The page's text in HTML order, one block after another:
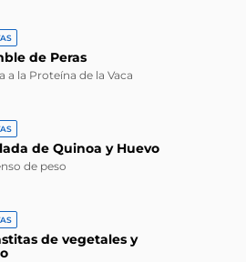
de Peras
a la Proteína de la Vaca
de Quinoa y Huevo
de peso
de vegetales y